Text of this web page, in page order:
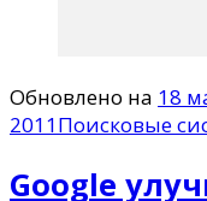
Обновлено на 18
2011Поисковые
Google